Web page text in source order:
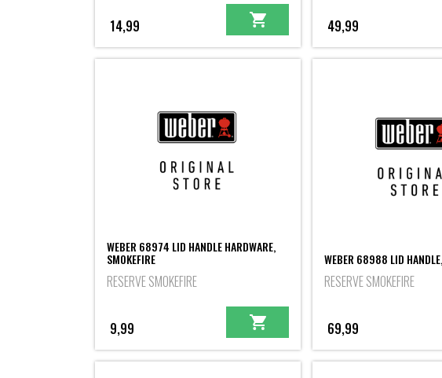
14,99 49,99
WEBER 68974 LID HANDLE HARDWARE,
SMOKEFIRE
RESERVE SMOKEFIRE
9,99
WEBER 68988 LID
RESERVE SMOKEFIRE
69,99